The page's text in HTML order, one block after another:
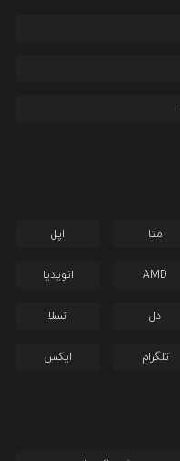
متا اپل
AMD انویدیا
دل تسلا
تلگرام ایکس